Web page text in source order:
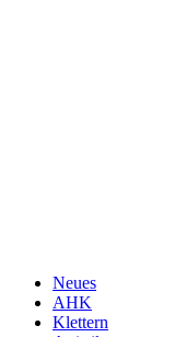
Neues
AHK
Klettern